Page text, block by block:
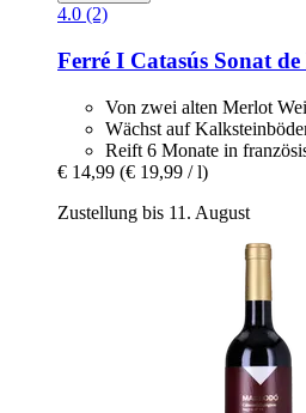
4.0 (2)
Ferré I Catasús Sonat
Von zwei alten Merlot
Wächst auf
Reift 6 Monate in
€ 14,99 (€ 19,99 / l)
Zustellung bis 11. August